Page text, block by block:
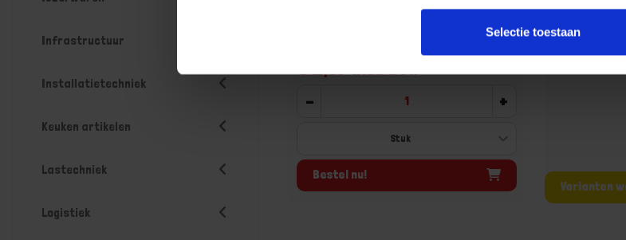
Selectie toestaan
Infrastructuur
Installatietechniek
Keuken artikelen
Lastechniek
Logistiek
Gtin: 8714318010089,BMBO73470
€ 2,67 incl. BTW
- +
Bestel nu!